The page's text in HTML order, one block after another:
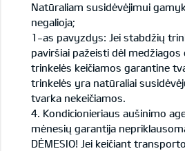
Natūraliam susidėvėjimui
negalioja;
1-as pavyzdys: Jei stabdžių
paviršiai pažeisti dėl
trinkelės keičiamos garantine
trinkelės yra natūraliai
tvarka nekeičiamos.
4. Kondicionieriaus aušinimo
mėnesių garantija
DĖMESIO! Jei keičiant